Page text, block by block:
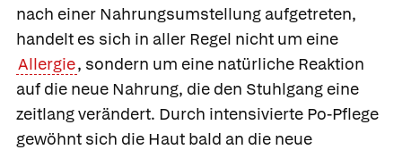
nach einer Nahrungsumstellung aufgetreten,
handelt es sich in aller Regel nicht um eine
Allergie, sondern um eine natürliche Reaktion
auf die neue Nahrung, die den Stuhlgang eine
zeitlang verändert. Durch intensivierte Po-Pflege
gewöhnt sich die Haut bald an die neue